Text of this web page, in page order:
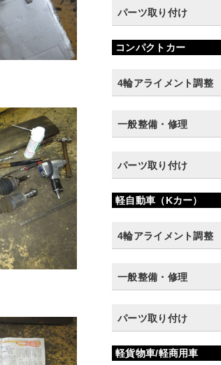
パーツ取り付け
コンパクトカー
4輪アライメント調整
一般整備・修理
パーツ取り付け
軽自動車（Kカー）
4輪アライメント調整
一般整備・修理
パーツ取り付け
軽貨物車/軽商用車